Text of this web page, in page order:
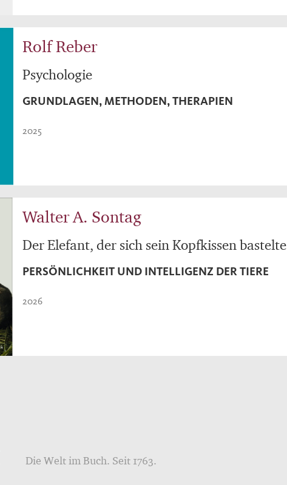
Rolf Reber
Psychologie
GRUNDLAGEN, METHODEN, THERAPIEN
2025
Walter A. Sontag
Der Elefant, der sich sein Kopfkissen bastelte
PERSÖNLICHKEIT UND INTELLIGENZ DER TIERE
2026
Die Welt im Buch. Seit 1763.